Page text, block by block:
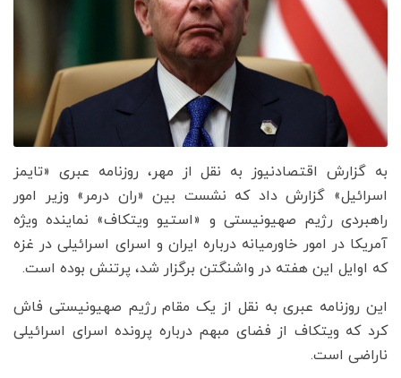
به گزارش اقتصادنیوز به نقل از مهر، روزنامه عبری «تایمز
اسرائیل» گزارش داد که نشست بین «ران درمر» وزیر امور
راهبردی رژیم صهیونیستی و «استیو ویتکاف» نماینده ویژه
آمریکا در امور خاورمیانه درباره ایران و اسرای اسرائیلی در غزه
که اوایل این هفته در واشنگتن برگزار شد، پرتنش بوده است.
این روزنامه عبری به نقل از یک مقام رژیم صهیونیستی فاش
کرد که ویتکاف از فضای مبهم درباره پرونده اسرای اسرائیلی
ناراضی است.